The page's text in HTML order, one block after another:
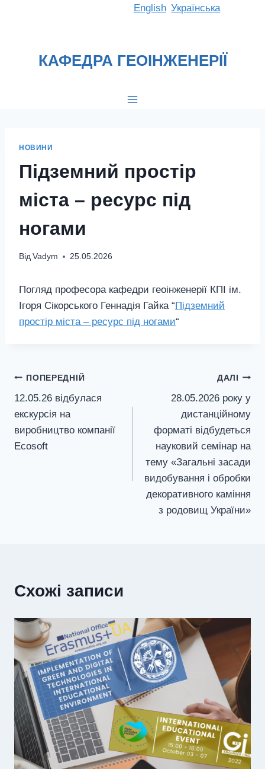
English Українська
КАФЕДРА ГЕОІНЖЕНЕРІЇ
НОВИНИ
Підземний простір
міста – ресурс під
ногами
Від Vadym 25.05.2026
Погляд професора кафедри геоінженерії КПІ ім.
Ігоря Сікорського Геннадія Гайка “ Підземний
простір міста – ресурс під ногами“
Навігація
записів
ПОПЕРЕДНІЙ
12.05.26 відбулася
екскурсія на
виробництво компанії
Ecosoft
ДАЛІ
28.05.2026 року у
дистанційному
форматі відбудеться
науковий семінар на
тему «Загальні засади
видобування і обробки
декоративного каміння
з родовищ України»
Схожі записи